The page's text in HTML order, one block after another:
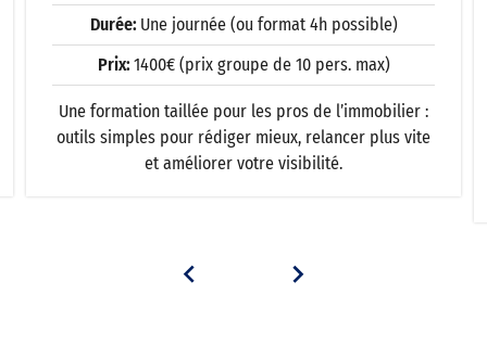
Durée: Une journée (ou format 4h possible)
Prix: 1400€ (prix groupe de 10 pers. max)
Une formation taillée pour les pros de l’immobilier :
outils simples pour rédiger mieux, relancer plus vite
et améliorer votre visibilité.